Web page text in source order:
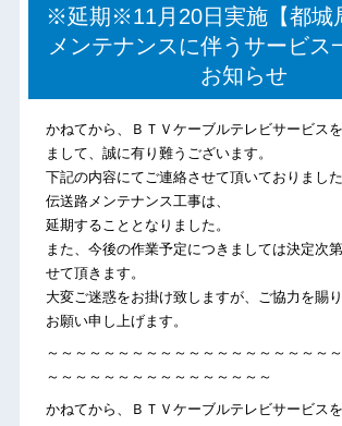
※延期※11月20日実施【都城
メンテナンスに伴うサービス
お知らせ
かねてから、ＢＴＶケーブルテレビサービス
まして、誠に有り難うございます。
下記の内容にてご連絡させて頂いておりまし
伝送路メンテナンス工事は、
延期することとなりました。
また、今後の作業予定につきましては決定次
せて頂きます。
大変ご迷惑をお掛け致しますが、ご協力を賜
お願い申し上げます。
～～～～～～～～～～～～～～～～～～～～
～～～～～～～～～～～～～～～～
かねてから、ＢＴＶケーブルテレビサービス